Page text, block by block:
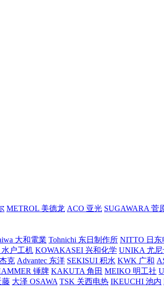
METROL 美德龙 ACO 亚光 SUGAWARA 菅
大和電業 Tohnichi 东日制作所 NITTO 日东
户工机 KOWAKASEI 兴和化学 UNIKA 尤尼
克 Advantec 东洋 SEKISUI 积水 KWK 广和
锤牌 KAKUTA 角田 MEIKO 明工社
藤 大泽 OSAWA TSK 关西电热 IKEUCHI 池内